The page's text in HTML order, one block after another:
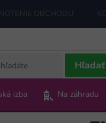
OBCHODU
Hľadať
izba Na záhradu